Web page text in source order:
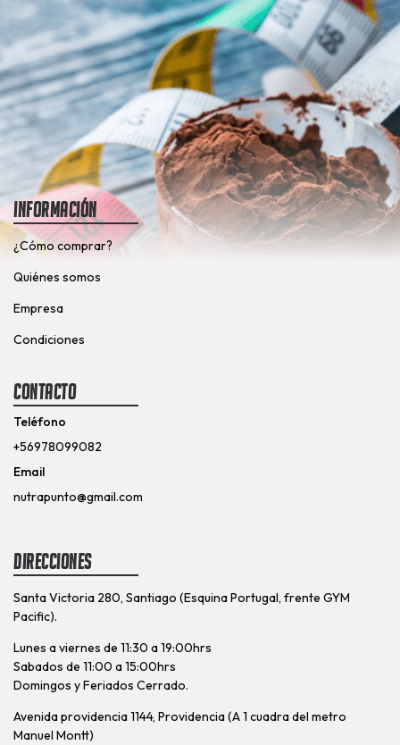
Información
¿Cómo comprar?
Quiénes somos
Empresa
Condiciones
Contacto
Teléfono
+56978099082
Email
nutrapunto@gmail.com
Direcciones
Santa Victoria 280, Santiago (Esquina Portugal, frente GYM
Pacific).
Lunes a viernes de 11:30 a 19:00hrs
Sabados de 11:00 a 15:00hrs
Domingos y Feriados Cerrado.
Avenida providencia 1144, Providencia (A 1 cuadra del metro
Manuel Montt)